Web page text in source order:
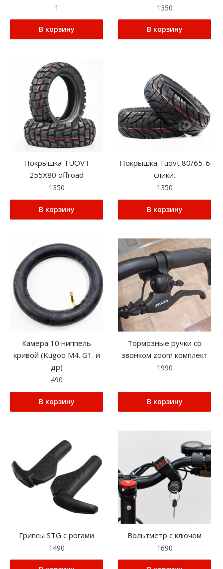
1
В корзину
1350
В корзину
Покрышка TUOVT
255X80 offroad
1350
В корзину
Покрышка Tuovt 80/65-6
слики.
1350
В корзину
Камера 10 ниппель
кривой (Kugoo M4. G1. и
др)
490
В корзину
Тормозные ручки со
звонком zoom комплект
1990
В корзину
Грипсы STG с рогами
1490
Вольтметр с ключом
1690